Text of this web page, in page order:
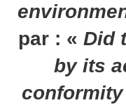
par : « Did
by its